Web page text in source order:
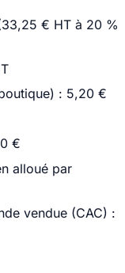
€ HT à 20 %
: 5,20 €
€
alloué par
vendue (CAC) :